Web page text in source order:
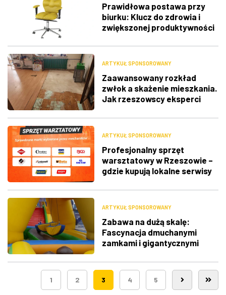
Prawidłowa postawa przy
biurku: Klucz do zdrowia i
zwiększonej produktywności
ARTYKUŁ SPONSOROWANY
Zaawansowany rozkład
zwłok a skażenie mieszkania.
Jak rzeszowscy eksperci
najtrudniejszymi
ARTYKUŁ SPONSOROWANY
Profesjonalny sprzęt
warsztatowy w Rzeszowie –
gdzie kupują lokalne serwisy
ARTYKUŁ SPONSOROWANY
Zabawa na dużą skalę:
Fascynacja dmuchanymi
zamkami i gigantycznymi
1 2 3 4 5